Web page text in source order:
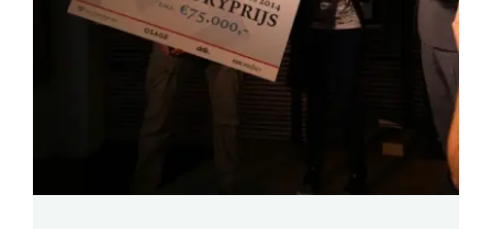
Over ons